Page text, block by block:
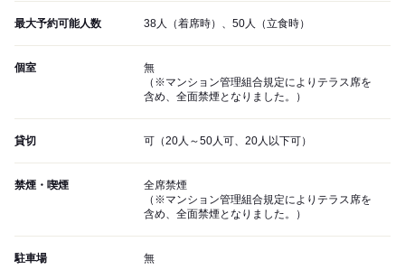
最大予約可能人数 38人（着席時）、50人（立食時）
個室
無
（※マンション管理組合規定によりテラス席を
含め、全面禁煙となりました。）
貸切 可（20人～50人可、20人以下可）
禁煙・喫煙
全席禁煙
（※マンション管理組合規定によりテラス席を
含め、全面禁煙となりました。）
駐車場 無